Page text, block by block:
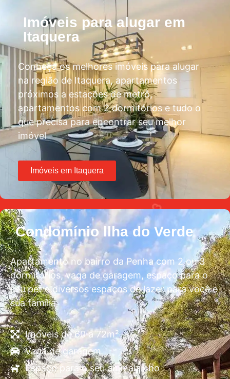
Imóveis para alugar em
Itaquera
Conheça os melhores imóveis para alugar
na região de Itaquera, apartamentos
próximos a estações de metrô,
apartamentos com 2 dormitórios e tudo o
que precisa para encontrar seu melhor
imóvel
Imóveis em Itaquera
Condomínio llha do Verde
Apartamento no bairro da Penha com 2 ou 3
dormitórios, vaga de garagem, espaço para o
seu pet e diversos espaços de lazer para você e
sua família
Imóveis de 60 a 72m²
Vaga de garagem
Espaço para o seu animalzinho